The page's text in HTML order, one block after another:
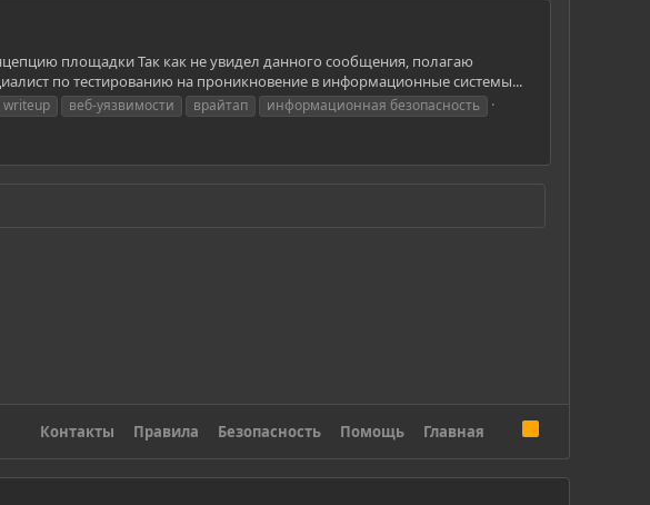
площадки Так как не увидел данного сообщения, полагаю
по тестированию на проникновение в информационные системы...
writeup веб-уязвимости врайтап информационная безопасность
Контакты Правила Безопасность Помощь Главная
S